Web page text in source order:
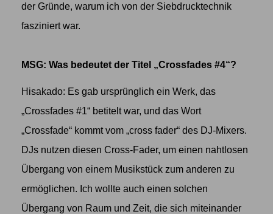
der Gründe, warum ich von der Siebdrucktechnik
fasziniert war.
MSG: Was bedeutet der Titel „Crossfades #4“?
Hisakado: Es gab ursprünglich ein Werk, das
„Crossfades #1“ betitelt war, und das Wort
„Crossfade“ kommt vom „cross fader“ des DJ-Mixers.
DJs nutzen diesen Cross-Fader, um einen nahtlosen
Übergang von einem Musikstück zum anderen zu
ermöglichen. Ich wollte auch einen solchen
Übergang von Raum und Zeit, die sich miteinander